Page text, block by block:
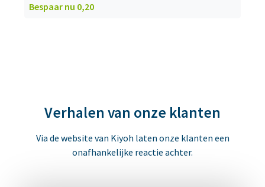
Bespaar nu 0,20
Verhalen van onze klanten
Via de website van Kiyoh laten onze klanten een
onafhankelijke reactie achter.